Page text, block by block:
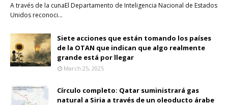
A través de la cunaEl Departamento de Inteligencia Nacional de Estados
Unidos reconoci…
Siete acciones que están tomando los países
de la OTAN que indican que algo realmente
grande está por llegar
March 25, 2025
Círculo completo: Qatar suministrará gas
natural a Siria a través de un oleoducto árabe